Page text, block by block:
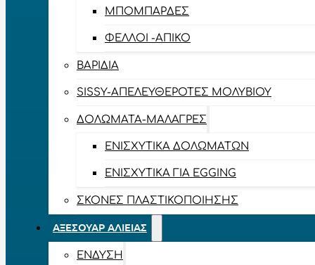
ΜΠΟΜΠΆΡΔΕΣ
ΦΕΛΛΟΊ -ΑΠΊΚΟ
ΒΑΡΊΔΙΑ
SISSY-ΑΠΕΛΕΥΘΕΡΟΤΈΣ ΜΟΛΥΒΙΟΎ
ΔΟΛΏΜΑΤΑ-ΜΑΛΆΓΡΕΣ
ΕΝΙΣΧΥΤΙΚΆ ΔΟΛΩΜΆΤΩΝ
ΕΝΙΣΧΥΤΙΚΆ ΓΙΑ EGGING
ΣΚΌΝΕΣ ΠΛΑΣΤΙΚΟΠΟΊΗΣΗΣ
ΑΞΕΣΟΥΆΡ ΑΛΙΕΊΑΣ
ΈΝΔΥΣΗ